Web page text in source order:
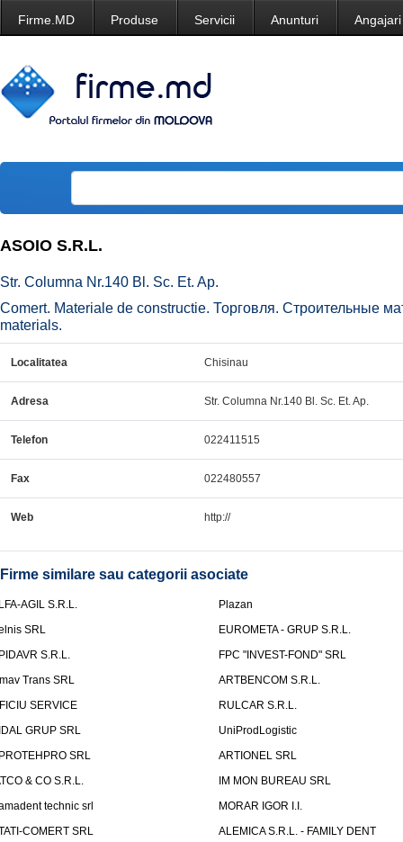
Firme.MD Produse Servicii Anunturi Angajari
ASOIO S.R.L.
Str. Columna Nr.140 Bl. Sc. Et. Ap.
Comert. Materiale de constructie. Торговля. Строительные
materials.
Localitatea Chisinau
Adresa Str. Columna Nr.140 Bl. Sc. Et. Ap.
Telefon 022411515
Fax 022480557
Web http://
Firme similare sau categorii asociate
AGIL S.R.L.
Plazan
SRL
EUROMETA - GRUP S.R.L.
S.R.L.
FPC "INVEST-FOND" SRL
Trans SRL
ARTBENCOM S.R.L.
SERVICE
RULCAR S.R.L.
GRUP SRL
UniProdLogistic
SRL
ARTIONEL SRL
& CO S.R.L.
IM MON BUREAU SRL
technic srl
MORAR IGOR I.I.
COMERT SRL
ALEMICA S.R.L. - FAMILY DENT